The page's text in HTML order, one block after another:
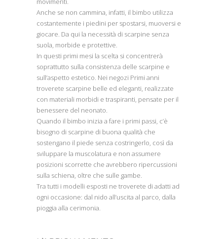
Anche se non cammina, infatti, il bimbo utilizza
costantemente i piedini per spostarsi, muoversi e
giocare. Da qui la necessità di scarpine senza
suola, morbide e protettive.
In questi primi mesi la scelta si concentrerà
soprattutto sulla consistenza delle scarpine e
sull’aspetto estetico. Nei negozi Primi anni
troverete scarpine belle ed eleganti, realizzate
con materiali morbidi e traspiranti, pensate per il
benessere del neonato.
Quando il bimbo inizia a fare i primi passi, c’è
bisogno di scarpine di buona qualità che
sostengano il piede senza costringerlo, così da
sviluppare la muscolatura e non assumere
posizioni scorrette che avrebbero ripercussioni
sulla schiena, oltre che sulle gambe.
Tra tutti i modelli esposti ne troverete di adatti ad
ogni occasione: dal nido all’uscita al parco, dalla
pioggia alla cerimonia.